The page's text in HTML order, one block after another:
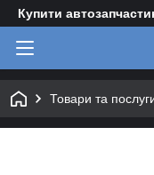
Купити
Товари та